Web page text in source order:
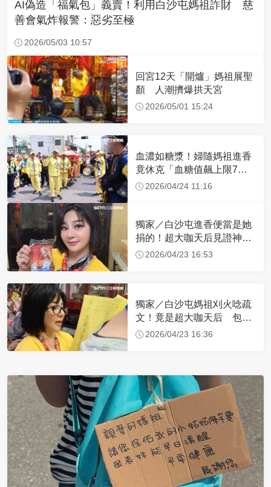
AI偽造「福氣包」義賣！利用白沙屯媽祖詐財 慈
善會氣炸報警：惡劣至極
2026/05/03 10:57
回宮12天「開爐」媽祖展聖
顏 人潮擠爆拱天宮
2026/05/01 15:24
血濃如糖漿！婦隨媽祖進香
竟休克「血糖值飆上限7
倍」 醫曝原因
2026/04/24 11:16
獨家／白沙屯進香便當是她
捐的！超大咖天后見證神
蹟 一靠近媽祖就爆哭
2026/04/23 16:53
獨家／白沙屯媽祖刈火唸疏
文！竟是超大咖天后 包尿
布忍尿5小時不喊累
2026/04/23 16:36